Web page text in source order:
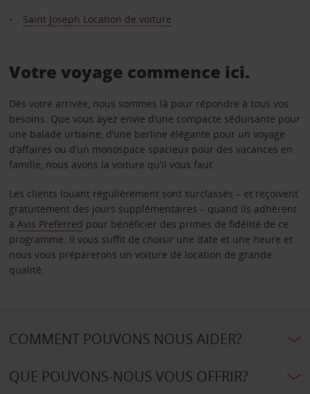
Saint Joseph Location de voiture
Votre voyage commence ici.
Dès votre arrivée, nous sommes là pour répondre à tous vos
besoins. Que vous ayez envie d’une compacte séduisante pour
une balade urbaine, d’une berline élégante pour un voyage
d’affaires ou d’un monospace spacieux pour des vacances en
famille, nous avons la voiture qu’il vous faut.
Les clients louant régulièrement sont surclassés – et reçoivent
gratuitement des jours supplémentaires – quand ils adhèrent
à Avis Preferred pour bénéficier des primes de fidélité de ce
programme. Il vous suffit de choisir une date et une heure et
nous vous préparerons un voiture de location de grande
qualité.
COMMENT POUVONS NOUS AIDER?
QUE POUVONS-NOUS VOUS OFFRIR?